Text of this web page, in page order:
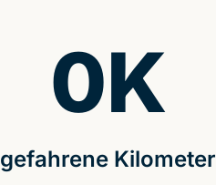
gefahrene Kilometer
0K